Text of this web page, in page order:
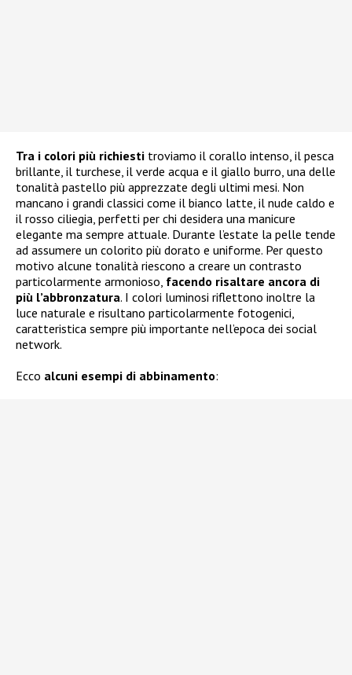
Tra i colori più richiesti troviamo il corallo intenso, il pesca
brillante, il turchese, il verde acqua e il giallo burro, una delle
tonalità pastello più apprezzate degli ultimi mesi. Non
mancano i grandi classici come il bianco latte, il nude caldo e
il rosso ciliegia, perfetti per chi desidera una manicure
elegante ma sempre attuale. Durante l’estate la pelle tende
ad assumere un colorito più dorato e uniforme. Per questo
motivo alcune tonalità riescono a creare un contrasto
particolarmente armonioso, facendo risaltare ancora di
più l’abbronzatura. I colori luminosi riflettono inoltre la
luce naturale e risultano particolarmente fotogenici,
caratteristica sempre più importante nell’epoca dei social
network.
Ecco alcuni esempi di abbinamento: